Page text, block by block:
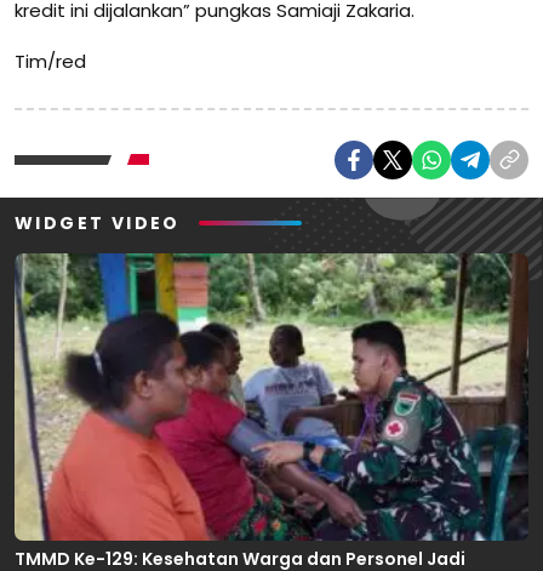
kredit ini dijalankan” pungkas Samiaji Zakaria.
Tim/red
WIDGET VIDEO
TMMD Ke-129: Kesehatan Warga dan Personel Jadi